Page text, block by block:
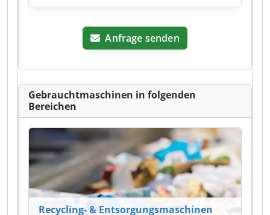
Anfrage senden
Gebrauchtmaschinen in folgenden
Bereichen
Recycling- & Entsorgungsmaschinen